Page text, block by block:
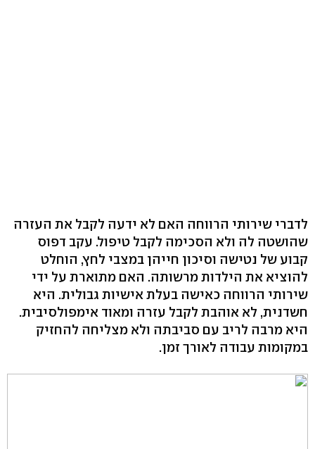
לדברי שירותי הרווחה האם לא ידעה לקבל את העזרה
שהושטה לה ולא הסכימה לקבל טיפול. עקב דפוס
קבוע של נטישה וסיכון חייהן במצבי לחץ, הוחלט
להוציא את הילדות מרשותה. האם מתוארת על ידי
שירותי הרווחה כאישה בעלת אישיות גבולית. היא
חשדנית, לא אוהבת לקבל עזרה ומאוד אימפולסיבית.
היא מרבה לריב עם סביבתה ולא מצליחה להחזיק
במקומות עבודה לאורך זמן.